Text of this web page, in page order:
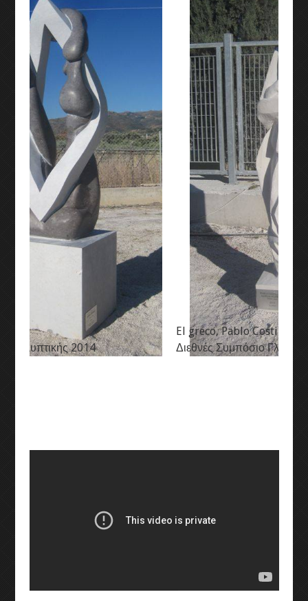
El greco, Pablo Costilludo G. Huertos
Διεθνές Συμπόσιο Γλυπτικής 2014